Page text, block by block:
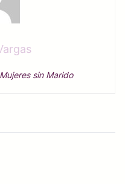
sin Marido